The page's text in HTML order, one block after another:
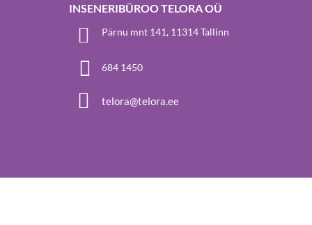
INSENERIBÜROO TELORA OÜ
 Pärnu mnt 141, 11314 Tallinn
 684 1450
 telora@telora.ee